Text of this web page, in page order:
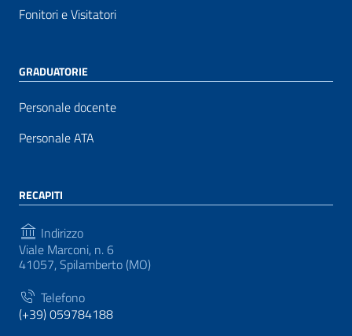
Fonitori e Visitatori
GRADUATORIE
Personale docente
Personale ATA
RECAPITI
Indirizzo
Viale Marconi, n. 6
41057, Spilamberto (MO)
Telefono
(+39) 059784188